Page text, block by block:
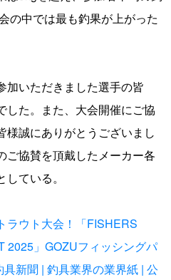
の中では最も釣果が上がった
加いただきました選手の皆
した。また、大会開催にご協
様誠にありがとうございまし
ご協賛を頂戴したメーカー各
ている。
ラウト大会！「FISHERS
2025」GOZUフィッシングパ
新聞 | 釣具業界の業界紙 | 公